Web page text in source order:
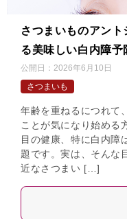
さつまいものアン
る美味しい白内障予
公開日： 2026年6月10日
さつまいも
年齢を重ねるにつれて
ことが気になり始める
目の健康、特に白内障
題です。実は、そんな
近なさつまい […]